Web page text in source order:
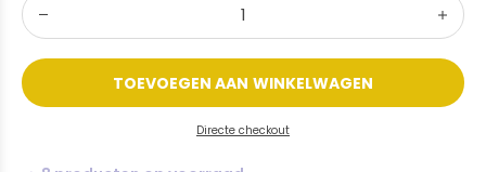
TOEVOEGEN AAN WINKELWAGEN
Directe checkout